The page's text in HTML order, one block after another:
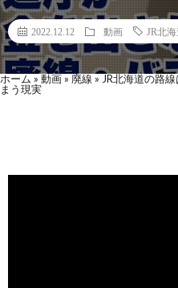
2022.12.12 動画 JR北海
ホーム » 動画 » 廃線 » JR北海道の路
まう現実